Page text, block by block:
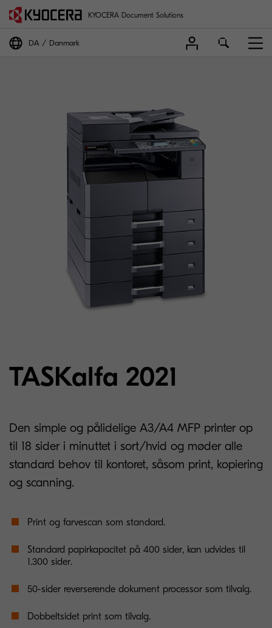
KYOCERA Document Solutions
DA Danmark
TASKalfa 2021
Den simple og pålidelige A3/A4 MFP printer op
til 18 sider i minuttet i sort/hvid og møder alle
standard behov til kontoret, såsom print, kopiering
og scanning.
Print og farvescan som standard.
Standard papirkapacitet på 400 sider, kan udvides til
1.300 sider.
50-sider reverserende dokument processor som tilvalg.
Dobbeltsidet print som tilvalg.